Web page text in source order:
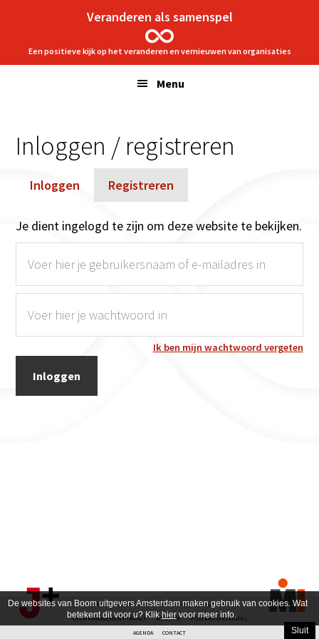
De websites van Boom uitgevers Amsterdam maken gebruik van cookies. Wat
betekent dit voor u? Klikhiervoor meer info.
Sluit
hoofdnavigatie
hoofd
Veranderen als samenspel
Een positieve kijk op het veranderen en vernieuwen van organisaties
Menu
Inloggen / registreren
Inloggen Registreren
Je dient ingelogd te zijn om deze website te bekijken.
Ik ben mijn wachtwoord vergeten
PRIVACY POLICY DISCLAIMER
OVER DE AUTEUR
OVER MANAGEMENT IMPACT
WEBSHOP
POSTERS SPELMODEL
AGENDA
CONTACT